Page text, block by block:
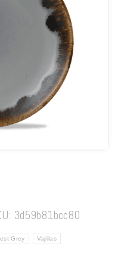
3d59b81bcc80
Grey Vajillas